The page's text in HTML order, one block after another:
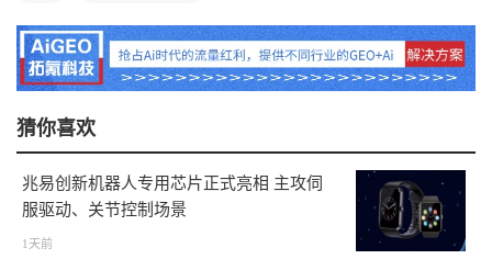
猜你喜欢
兆易创新机器人专用芯片正式亮相 主攻伺
服驱动、关节控制场景
1天前